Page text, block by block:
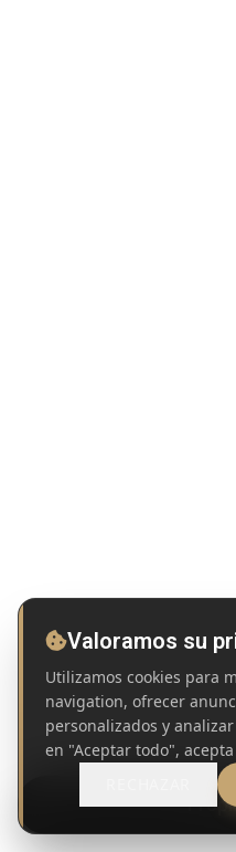
Valoramos su
Utilizamos cookies para
navigation, ofrecer
personalizados y
en "Aceptar todo",